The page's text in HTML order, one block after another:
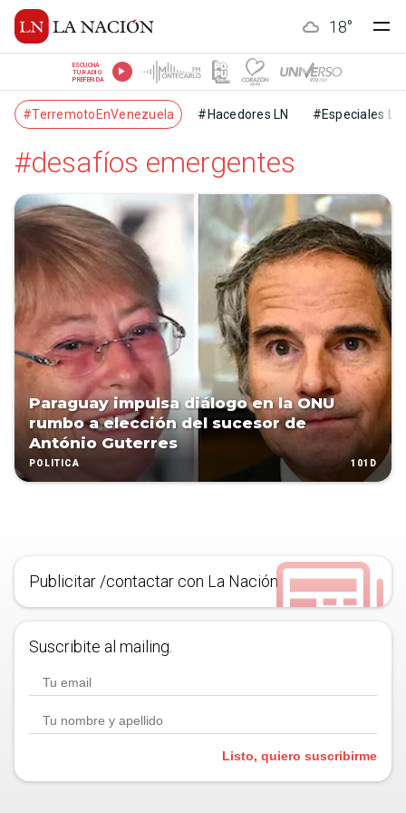
18°
ESCUCHÁ
TU RADIO
PREFERIDA
#TerremotoEnVenezuela #Hacedores LN #Especiales LN
#desafíos emergentes
Paraguay impulsa diálogo en la ONU
rumbo a elección del sucesor de
António Guterres
POLÍTICA 101D
Publicitar /contactar con La Nación
Suscribite al mailing.
Listo, quiero suscribirme